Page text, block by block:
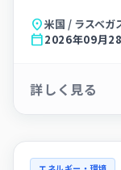
location_on米国 / ラスベガ
calendar_today2026年09月
詳しく見る